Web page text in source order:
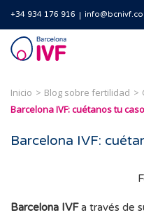
+34 934 176 916
Barcelona
IVF
Inicio Blog sobre fertilidad
Barcelona IVF: cuétanos tu
Barcelona IVF:
Barcelona IVFa través de